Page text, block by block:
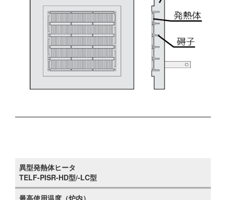
異型発熱体ヒータ
TELF-PISR-HD型/-LC型